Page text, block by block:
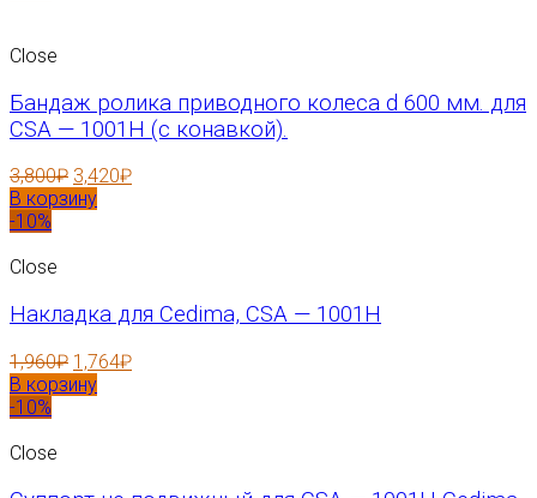
Close
Бандаж ролика приводного колеса d 600 мм. для
CSA — 1001H (с конавкой).
3,800₽ 3,420₽
В корзину
-10%
Close
Накладка для Cedima, CSA — 1001H
1,960₽ 1,764₽
В корзину
-10%
Close